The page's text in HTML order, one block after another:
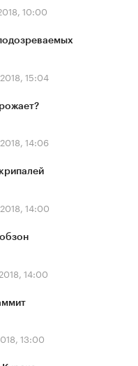
10:00
15:04
14:06
14:00
14:00
13:00